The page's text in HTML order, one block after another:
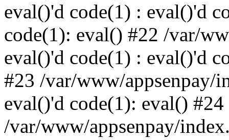
eval()'d code(1) : eval()'d
code(1): eval() #22 /var/
eval()'d code(1) : eval()'d
#23 /var/www/appsenpay/
eval()'d code(1): eval() #24
/var/www/appsenpay/